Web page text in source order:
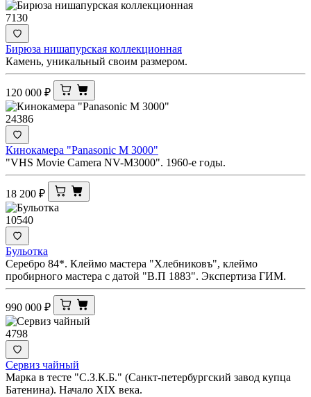
7130
Бирюза нишапурская коллекционная
Камень, уникальный своим размером.
120 000 ₽
24386
Кинокамера "Panasonic M 3000"
"VHS Movie Camera NV-M3000". 1960-е годы.
18 200 ₽
10540
Бульотка
Серебро 84*. Клеймо мастера "Хлебниковъ", клеймо
пробирного мастера с датой "В.П 1883". Экспертиза ГИМ.
990 000 ₽
4798
Сервиз чайный
Марка в тесте "С.З.К.Б." (Санкт-петербургский завод купца
Батенина). Начало XIX века.